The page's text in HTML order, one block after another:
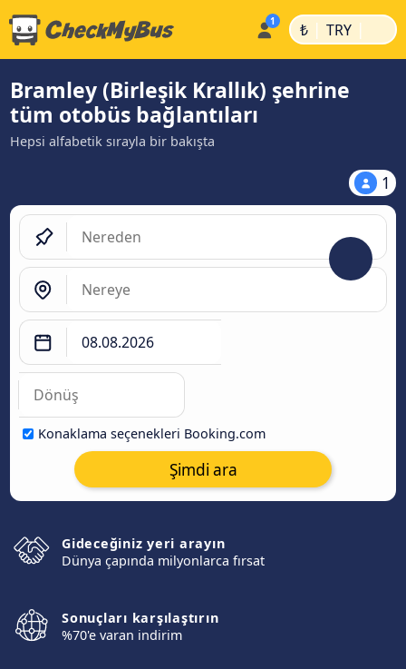
₺ | TRY |
Bramley (Birleşik Krallık) şehrine
tüm otobüs bağlantıları
Hepsi alfabetik sırayla bir bakışta
1
Konaklama seçenekleri Booking.com
Şimdi ara
Gideceğiniz yeri arayın
Dünya çapında milyonlarca fırsat
Sonuçları karşılaştırın
%70'e varan indirim